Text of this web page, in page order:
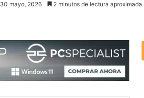
30 mayo, 2026 2 minutos de lectura aproximada.